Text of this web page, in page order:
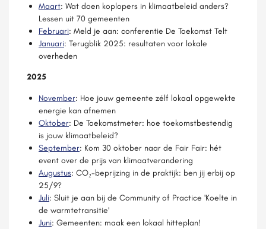
Maart: Wat doen koplopers in klimaatbeleid anders?
Lessen uit 70 gemeenten
Februari: Meld je aan: conferentie De Toekomst Telt
Januari: Terugblik 2025: resultaten voor lokale
overheden
2025
November: Hoe jouw gemeente zélf lokaal opgewekte
energie kan afnemen
Oktober: De Toekomstmeter: hoe toekomstbestendig
is jouw klimaatbeleid?
September: Kom 30 oktober naar de Fair Fair: hét
event over de prijs van klimaatverandering
Augustus: CO₂-beprijzing in de praktijk: ben jij erbij op
25/9?
Juli: Sluit je aan bij de Community of Practice 'Koelte in
de warmtetransitie'
Juni: Gemeenten: maak een lokaal hitteplan!